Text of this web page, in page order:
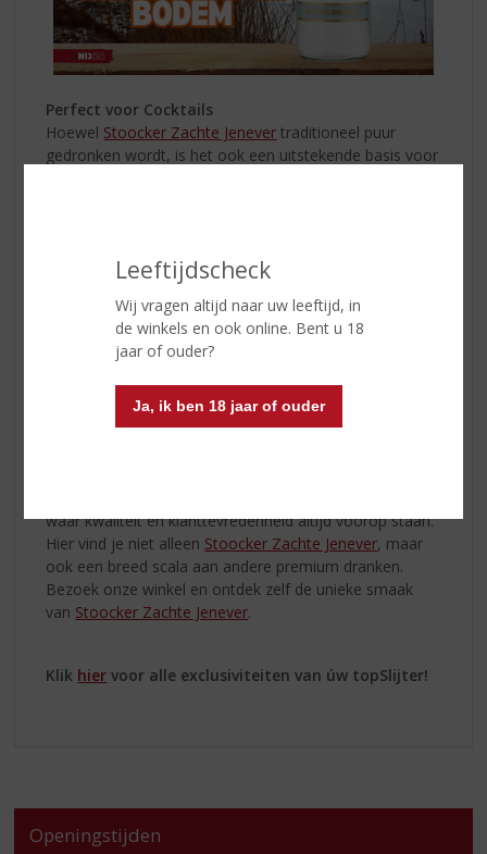
Leeftijdscheck
Wij vragen altijd naar uw leeftijd, in
de winkels en ook online. Bent u 18
jaar of ouder?
Ja, ik ben 18 jaar of ouder
Perfect voor Cocktails
Hoewel Stoocker Zachte Jenever traditioneel puur
gedronken wordt, is het ook een uitstekende basis voor
Stoocker Zachte Jeneveris een trots product van
Nederlandse bodem. Met een diep respect voor traditie
en vakmanschap, wordt deze jenever volgens
authentieke methoden geproduceerd. Het resultaat is
een drank die de essentie van de Nederlandse
distilleerkunst belichaamt.
waar kwaliteit en klanttevredenheid altijd voorop staan.
Hier vind je niet alleen Stoocker Zachte Jenever, maar
ook een breed scala aan andere premium dranken.
Bezoek onze winkel en ontdek zelf de unieke smaak
van Stoocker Zachte Jenever.
Klik hier voor alle exclusiviteiten van úw topSlijter!
Openingstijden